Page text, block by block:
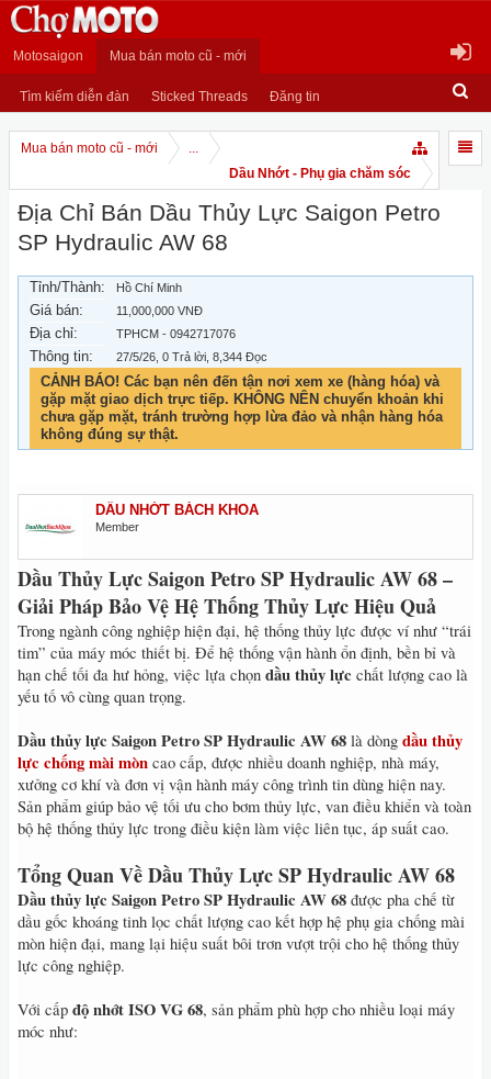
Motosaigon Mua bán moto cũ - mới
Tìm kiếm diễn đàn Sticked Threads Đăng tin
Mua bán moto cũ - mới
...
Dầu Nhớt - Phụ gia chăm sóc
Địa Chỉ Bán Dầu Thủy Lực Saigon Petro
SP Hydraulic AW 68
Tỉnh/Thành: Hồ Chí Minh
Giá bán: 11,000,000 VNĐ
Địa chỉ: TPHCM - 0942717076
Thông tin: 27/5/26 , 0 Trả lời, 8,344 Đọc
CẢNH BÁO! Các bạn nên đến tận nơi xem xe (hàng hóa) và
gặp mặt giao dịch trực tiếp. KHÔNG NÊN chuyển khoản khi
chưa gặp mặt, tránh trường hợp lừa đảo và nhận hàng hóa
không đúng sự thật.
DẦU NHỚT BÁCH KHOA
Member
Dầu Thủy Lực Saigon Petro SP Hydraulic AW 68 –
Giải Pháp Bảo Vệ Hệ Thống Thủy Lực Hiệu Quả
Trong ngành công nghiệp hiện đại, hệ thống thủy lực được ví như “trái
tim” của máy móc thiết bị. Để hệ thống vận hành ổn định, bền bỉ và
hạn chế tối đa hư hỏng, việc lựa chọn dầu thủy lực chất lượng cao là
yếu tố vô cùng quan trọng.
Dầu thủy lực Saigon Petro SP Hydraulic AW 68 là dòng dầu thủy
lực chống mài mòn cao cấp, được nhiều doanh nghiệp, nhà máy,
xưởng cơ khí và đơn vị vận hành máy công trình tin dùng hiện nay.
Sản phẩm giúp bảo vệ tối ưu cho bơm thủy lực, van điều khiển và toàn
bộ hệ thống thủy lực trong điều kiện làm việc liên tục, áp suất cao.
Tổng Quan Về Dầu Thủy Lực SP Hydraulic AW 68
Dầu thủy lực Saigon Petro SP Hydraulic AW 68 được pha chế từ
dầu gốc khoáng tinh lọc chất lượng cao kết hợp hệ phụ gia chống mài
mòn hiện đại, mang lại hiệu suất bôi trơn vượt trội cho hệ thống thủy
lực công nghiệp.
Với cấp độ nhớt ISO VG 68, sản phẩm phù hợp cho nhiều loại máy
móc như: